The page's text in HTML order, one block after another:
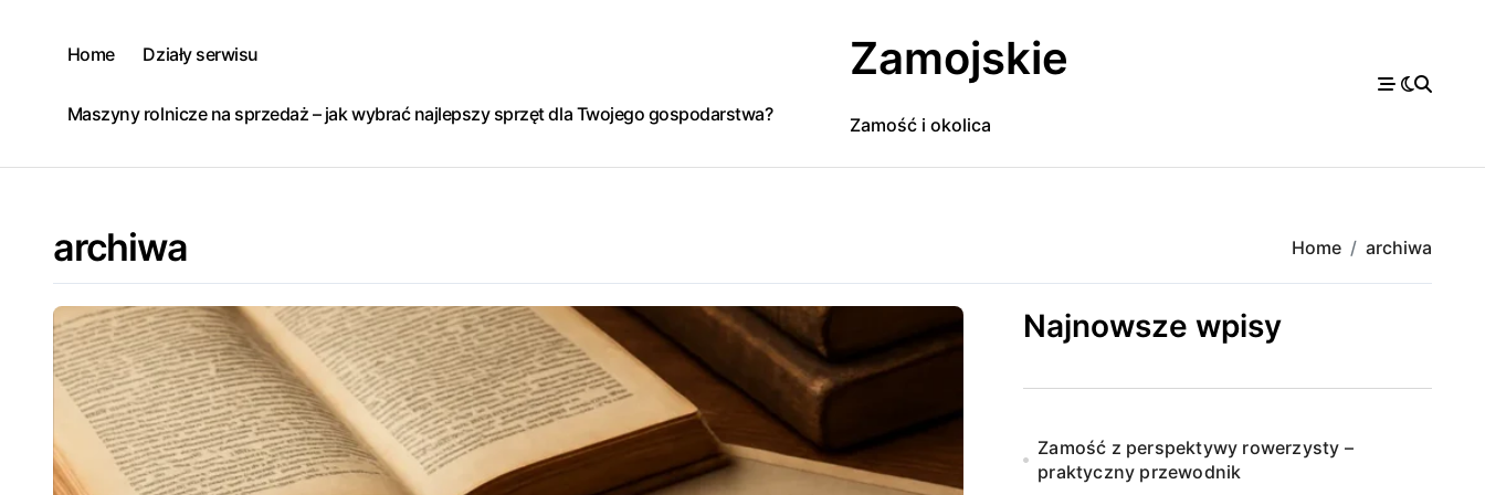
Home Działy serwisu
Maszyny rolnicze na sprzedaż – jak wybrać najlepszy sprzęt dla Twojego gospodarstwa?
Zamojskie
Zamość i okolica
archiwa Home archiwa
Najnowsze wpisy
Zamość z perspektywy rowerzysty –
praktyczny przewodnik